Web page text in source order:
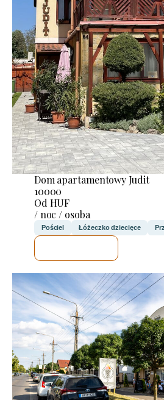
Dom apartamentowy Judit
10000
Od HUF
/ noc / osoba
Pościel Łóżeczko dziecięce